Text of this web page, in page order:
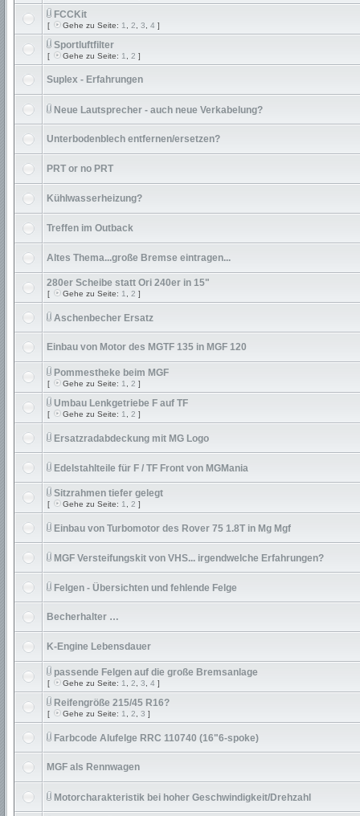
FCCKit
[ Gehe zu Seite: 1 2 3 4 ]
Sportluftfilter
[ Gehe zu Seite: 1 2 ]
Suplex - Erfahrungen
Neue Lautsprecher - auch neue Verkabelung?
Unterbodenblech entfernen/ersetzen?
PRT or no PRT
Kühlwasserheizung?
Treffen im Outback
Altes Thema...große Bremse eintragen...
280er Scheibe statt Ori 240er in 15"
[ Gehe zu Seite: 1 2 ]
Aschenbecher Ersatz
Einbau von Motor des MGTF 135 in MGF 120
Pommestheke beim MGF
[ Gehe zu Seite: 1 2 ]
Umbau Lenkgetriebe F auf TF
[ Gehe zu Seite: 1 2 ]
Ersatzradabdeckung mit MG Logo
Edelstahlteile für F / TF Front von MGMania
Sitzrahmen tiefer gelegt
[ Gehe zu Seite: 1 2 ]
Einbau von Turbomotor des Rover 75 1.8T in Mg Mgf
MGF Versteifungskit von VHS... irgendwelche Erfahrungen?
Felgen - Übersichten und fehlende Felge
Becherhalter …
K-Engine Lebensdauer
passende Felgen auf die große Bremsanlage
[ Gehe zu Seite: 1 2 3 4 ]
Reifengröße 215/45 R16?
[ Gehe zu Seite: 1 2 3 ]
Farbcode Alufelge RRC 110740 (16"6-spoke)
MGF als Rennwagen
Motorcharakteristik bei hoher Geschwindigkeit/Drehzahl